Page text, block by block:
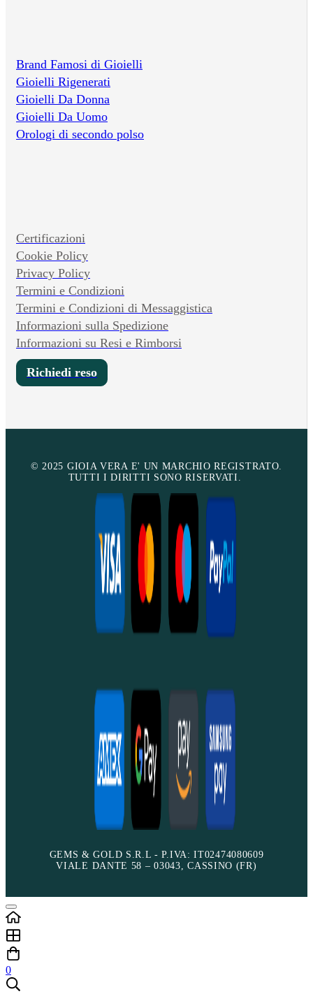
Brand Famosi di Gioielli
Gioielli Rigenerati
Gioielli Da Donna
Gioielli Da Uomo
Orologi di secondo polso
Certificazioni
Cookie Policy
Privacy Policy
Termini e Condizioni
Termini e Condizioni di Messaggistica
Informazioni sulla Spedizione
Informazioni su Resi e Rimborsi
Richiedi reso
© 2025 GIOIA VERA E' UN MARCHIO REGISTRATO.
TUTTI I DIRITTI SONO RISERVATI.
GEMS & GOLD S.R.L - P.IVA: IT02474080609
VIALE DANTE 58 – 03043, CASSINO (FR)
0